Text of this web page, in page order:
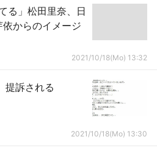
る」松田里奈、日
からのイメージ
2021/10/18(Mo) 13:32
提訴される
2021/10/18(Mo) 13:30